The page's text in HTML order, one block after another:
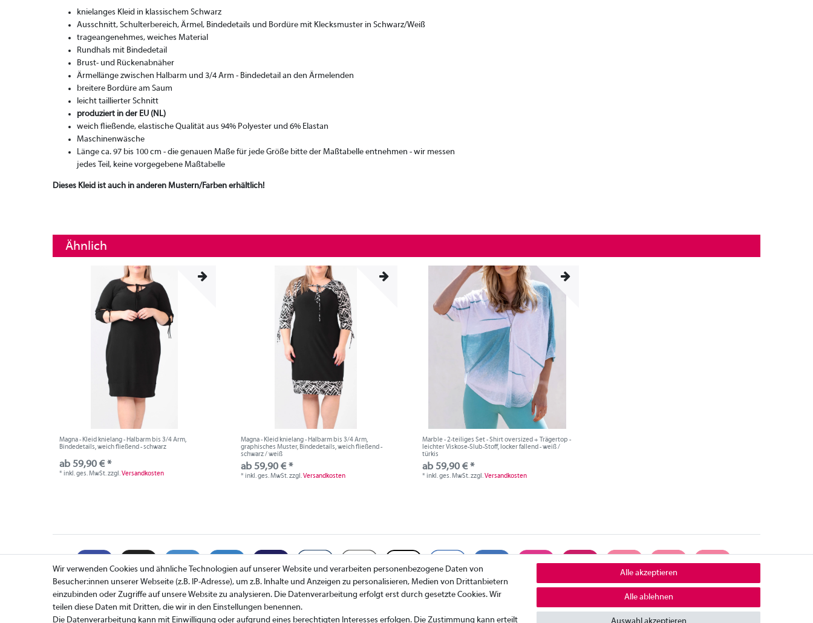
knielanges Kleid in klassischem Schwarz
Ausschnitt, Schulterbereich, Ärmel, Bindedetails und Bordüre mit Klecksmuster in Schwarz/Weiß
trageangenehmes, weiches Material
Rundhals mit Bindedetail
Brust- und Rückenabnäher
Ärmellänge zwischen Halbarm und 3/4 Arm - Bindedetail an den Ärmelenden
breitere Bordüre am Saum
leicht taillierter Schnitt
produziert in der EU (NL)
weich fließende, elastische Qualität aus 94% Polyester und 6% Elastan
Maschinenwäsche
Länge ca. 97 bis 100 cm - die genauen Maße für jede Größe bitte der Maßtabelle entnehmen - wir messen
jedes Teil, keine vorgegebene Maßtabelle
Dieses Kleid ist auch in anderen Mustern/Farben erhältlich!
Ähnlich
Magna - Kleid knielang - Halbarm bis 3/4 Arm,
Bindedetails, weich fließend - schwarz
ab 59,90 € *
*inkl. ges. MwSt.zzgl.Versandkosten
Magna - Kleid knielang - Halbarm bis 3/4 Arm,
graphisches Muster, Bindedetails, weich fließend -
schwarz / weiß
ab 59,90 € *
*inkl. ges. MwSt.zzgl.Versandkosten
Marble - 2-teiliges Set - Shirt oversized + Trägertop -
leichter Viskose-Slub-Stoff, locker fallend - weiß /
türkis
ab 59,90 € *
*inkl. ges. MwSt.zzgl.Versandkosten
Zahlung Datenschutzerklärung
Wir verwenden Cookies und ähnliche Technologien auf unserer Website und verarbeiten personenbezogene Daten von
Besucher:innen unserer Webseite (z.B. IP-Adresse), um z.B. Inhalte und Anzeigen zu personalisieren, Medien von Drittanbietern
einzubinden oder Zugriffe auf unsere Website zu analysieren. Die Datenverarbeitung erfolgt erst durch gesetzte Cookies. Wir
teilen diese Daten mit Dritten, die wir in den Einstellungen benennen.
Die Datenverarbeitung kann mit Einwilligung oder aufgrund eines berechtigten Interesses erfolgen. Die Zustimmung kann erteilt
Alle akzeptieren
Alle ablehnen